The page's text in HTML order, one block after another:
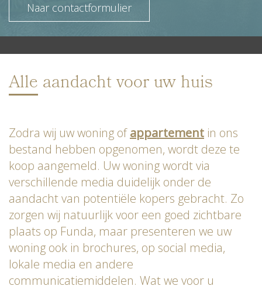
Naar contactformulier
Alle aandacht voor uw huis
Zodra wij uw woning ofappartement in ons
bestand hebben opgenomen, wordt deze te
koop aangemeld. Uw woning wordt via
verschillende media duidelijk onder de
aandacht van potentiële kopers gebracht. Zo
zorgen wij natuurlijk voor een goed zichtbare
plaats op Funda, maar presenteren we uw
woning ook in brochures, op social media,
lokale media en andere
communicatiemiddelen. Wat we voor u